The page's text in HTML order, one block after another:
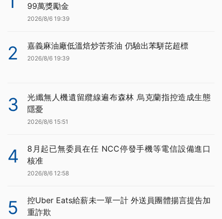
99萬獎勵金
2026/8/6 19:39
2 嘉義麻油廠低溫焙炒苦茶油 仍驗出苯駢芘超標
2026/8/6 19:39
3
光纖無人機遺留纜線遍布森林 烏克蘭指控造成生態
隱憂
2026/8/6 15:51
4
8月起已無委員在任 NCC停發手機等電信設備進口
核准
2026/8/6 12:58
5
控Uber Eats給薪未一單一計 外送員團體揚言提告加
重詐欺